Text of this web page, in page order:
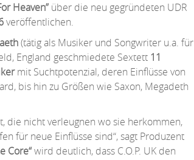
Heaven” über die neu gegründeten UDR
veröffentlichen.
(tätig als Musiker und Songwriter u.a. für
England geschmiedete Sextett 11
mit Suchtpotenzial, deren Einflüsse von
bis hin zu Größen wie Saxon, Megadeth
die nicht verleugnen wo sie herkommen,
für neue Einflüsse sind“, sagt Produzent
Core“wird deutlich, dass C.O.P. UK den